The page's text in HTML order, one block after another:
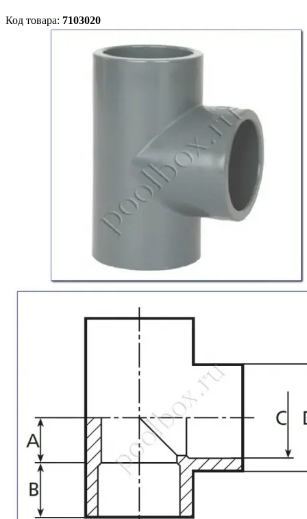
Код товара: 7103020